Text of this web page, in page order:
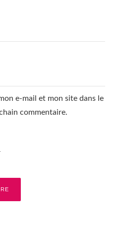
e-mail et mon site dans le
commentaire.